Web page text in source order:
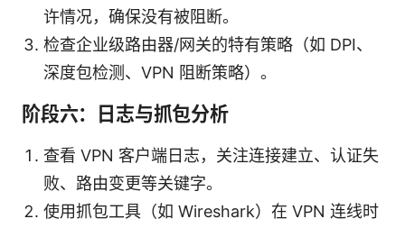
许情况，确保没有被阻断。
检查企业级路由器/网关的特有策略（如 DPI、
深度包检测、VPN 阻断策略）。
阶段六：日志与抓包分析
查看 VPN 客户端日志，关注连接建立、认证失
败、路由变更等关键字。
使用抓包工具（如 Wireshark）在 VPN 连线时